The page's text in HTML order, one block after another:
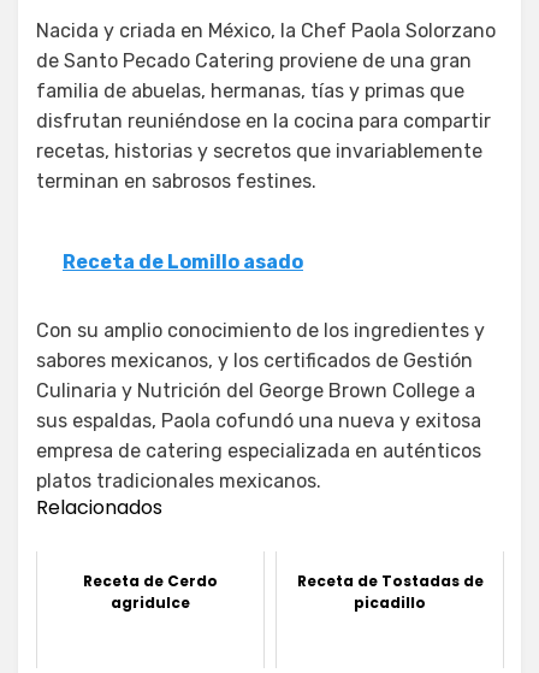
Nacida y criada en México, la Chef Paola Solorzano
de Santo Pecado Catering proviene de una gran
familia de abuelas, hermanas, tías y primas que
disfrutan reuniéndose en la cocina para compartir
recetas, historias y secretos que invariablemente
terminan en sabrosos festines.
Receta de Lomillo asado
Con su amplio conocimiento de los ingredientes y
sabores mexicanos, y los certificados de Gestión
Culinaria y Nutrición del George Brown College a
sus espaldas, Paola cofundó una nueva y exitosa
empresa de catering especializada en auténticos
platos tradicionales mexicanos.
Relacionados
Receta de Cerdo
agridulce
Receta de Tostadas de
picadillo